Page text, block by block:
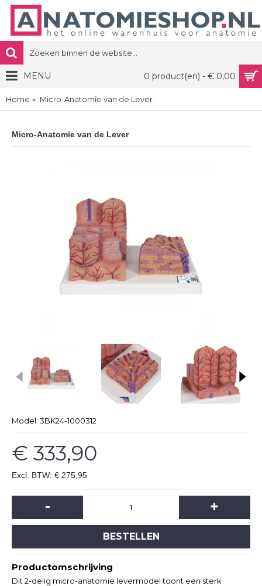
0 product(en) - € 0,00
MENU
Home Micro-Anatomie van de Lever
Micro-Anatomie van de Lever
Model: 3BK24-1000312
€ 333,90
Excl. BTW: € 275,95
- +
BESTELLEN
Productomschrijving
Dit 2-delig micro-anatomie levermodel toont een sterk